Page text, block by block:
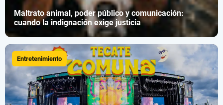
Maltrato animal, poder público y comunicación:
cuando la indignación exige justicia
Entretenimiento